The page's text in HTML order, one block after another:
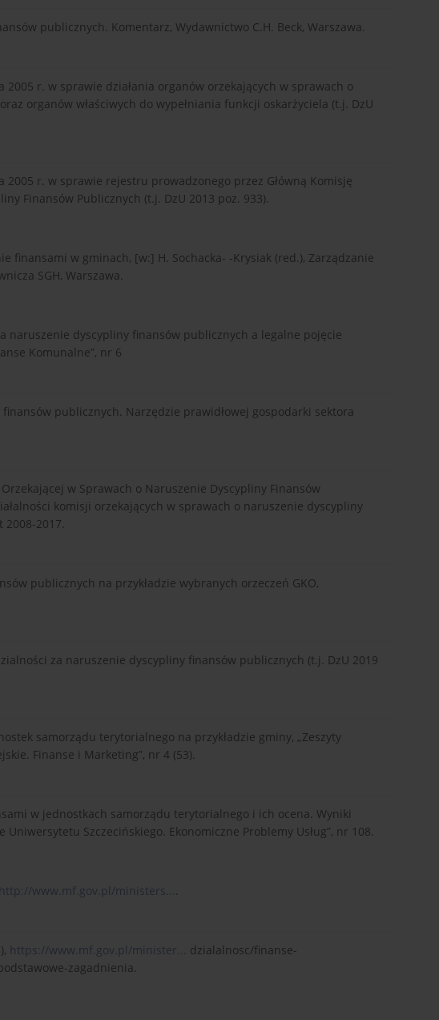
publicznych. Komentarz, Wydawnictwo C.H. Beck, Warszawa.
r. w sprawie działania organów orzekających w sprawach o
organów właściwych do wypełniania funkcji oskarżyciela (t.j. DzU
r. w sprawie rejestru prowadzonego przez Główną Komisję
Finansów Publicznych (t.j. DzU 2013 poz. 933).
finansami w gminach, [w:] H. Sochacka- -Krysiak (red.), Zarządzanie
SGH, Warszawa.
naruszenie dyscypliny finansów publicznych a legalne pojęcie
Komunalne”, nr 6
publicznych. Narzędzie prawidłowej gospodarki sektora
w Sprawach o Naruszenie Dyscypliny Finansów
komisji orzekających w sprawach o naruszenie dyscypliny
2017.
publicznych na przykładzie wybranych orzeczeń GKO,
za naruszenie dyscypliny finansów publicznych (t.j. DzU 2019
samorządu terytorialnego na przykładzie gminy, „Zeszyty
Finanse i Marketing”, nr 4 (53).
w jednostkach samorządu terytorialnego i ich ocena. Wyniki
Szczecińskiego. Ekonomiczne Problemy Usług”, nr 108.
http://www.mf.gov.pl/ministers... .
https://www.mf.gov.pl/minister...
dzialalnosc/finanse-
zagadnienia.